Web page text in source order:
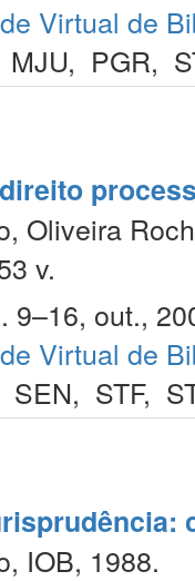
Virtual de
MJU, PGR,
Oliveira
v.
9–16, out.,
Virtual de
SEN, STF,
IOB, 1988.